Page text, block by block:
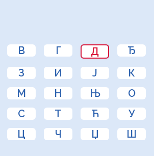
В Г Д
Ђ
З И Ј
К
М Н Њ
О
С Т Ћ
У
Ц Ч Џ Ш